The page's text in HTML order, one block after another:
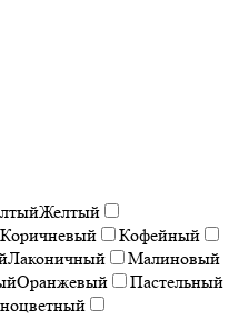
Желтый
Коричневый
Кофейный
Лаконичный
Малиновый
Оранжевый
Пастельный